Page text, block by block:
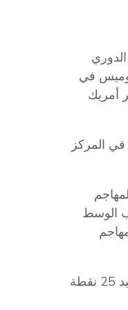
الدوري
في
بيير أمريك
نقطة في الصدارة فيما تجمد رصيد بريست عند 10 نقاط في المركز
1 , أهداف كل من المهاجم
ويسلي سعيد في الدقيقتين 40 و 60 و لاعب الوسط